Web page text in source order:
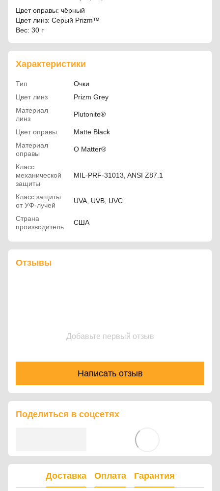
Цвет оправы: чёрный
Цвет линз: Серый Prizm™
Вес: 30 г
Характеристики
Тип
Очки
Цвет линз
Prizm Grey
Материал
линз
Plutonite®
Цвет оправы
Matte Black
Материал
оправы
O Matter®
Класс
механической
защиты
MIL-PRF-31013, ANSI Z87.1
Класс защиты
от УФ-лучей
UVA, UVB, UVC
Страна
производитель
США
Отзывы
Добавьте первый отзыв
Написать отзыв
Поделиться в соцсетях
Доставка Оплата Гарантия